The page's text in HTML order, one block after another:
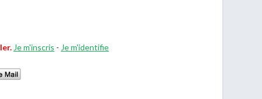
Je m'inscris - Je m'identifie